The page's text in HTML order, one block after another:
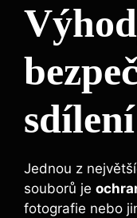
Jednou z
souborů je
fotografie nebo